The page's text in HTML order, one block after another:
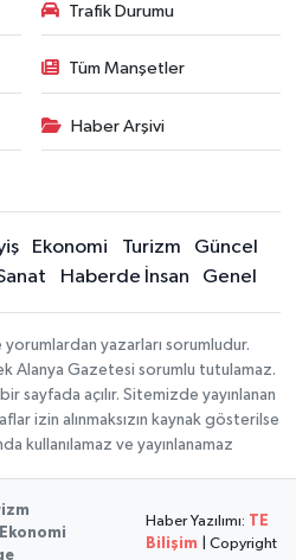
Trafik Durumu
Tüm Manşetler
Haber Arşivi
Ekonomi Turizm
Güncel
Haberde İnsan Genel
yazarları sorumludur.
Alanya Gazetesi sorumlu tutulamaz.
sayfada açılır. Sitemizde yayınlanan
izin alınmaksızın kaynak gösterilse
kullanılamaz ve yayınlanamaz
Ekonomi
Haber Yazılımı: TE
Bilişim | Copyright